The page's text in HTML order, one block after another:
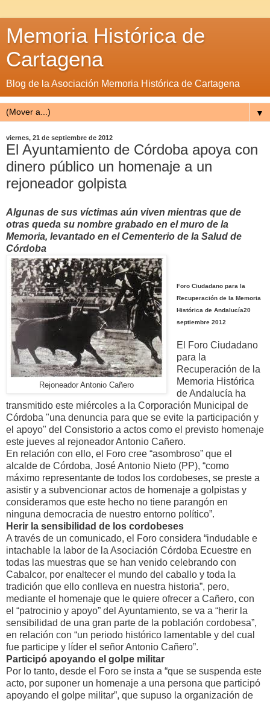
Memoria Histórica de
Cartagena
Blog de la Asociación Memoria Histórica de Cartagena
▼
viernes, 21 de septiembre de 2012
El Ayuntamiento de Córdoba apoya con
dinero público un homenaje a un
rejoneador golpista
Algunas de sus víctimas aún viven mientras que de
otras queda su nombre grabado en el muro de la
Memoria, levantado en el Cementerio de la Salud de
Córdoba
Rejoneador Antonio Cañero
Foro Ciudadano para la
Recuperación de la Memoria
Histórica de Andalucía20
septiembre 2012
El Foro Ciudadano
para la
Recuperación de la
Memoria Histórica
de Andalucía ha
transmitido este miércoles a la Corporación Municipal de
Córdoba "una denuncia para que se evite la participación y
el apoyo" del Consistorio a actos como el previsto homenaje
este jueves al rejoneador Antonio Cañero.
En relación con ello, el Foro cree “asombroso” que el
alcalde de Córdoba, José Antonio Nieto (PP), “como
máximo representante de todos los cordobeses, se preste a
asistir y a subvencionar actos de homenaje a golpistas y
consideramos que este hecho no tiene parangón en
ninguna democracia de nuestro entorno político”.
Herir la sensibilidad de los cordobeses
A través de un comunicado, el Foro considera “indudable e
intachable la labor de la Asociación Córdoba Ecuestre en
todas las muestras que se han venido celebrando con
Cabalcor, por enaltecer el mundo del caballo y toda la
tradición que ello conlleva en nuestra historia”, pero,
mediante el homenaje que le quiere ofrecer a Cañero, con
el “patrocinio y apoyo” del Ayuntamiento, se va a “herir la
sensibilidad de una gran parte de la población cordobesa”,
en relación con “un periodo histórico lamentable y del cual
fue participe y líder el señor Antonio Cañero”.
Participó apoyando el golpe militar
Por lo tanto, desde el Foro se insta a “que se suspenda este
acto, por suponer un homenaje a una persona que participó
apoyando el golpe militar”, que supuso la organización de